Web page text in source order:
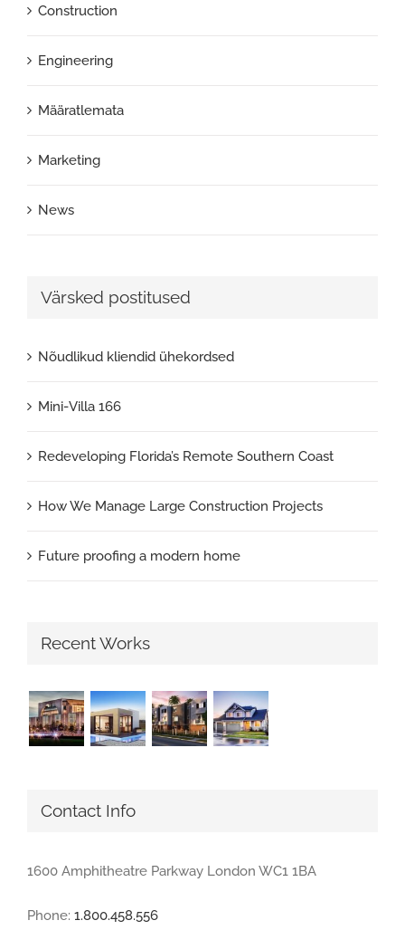
Construction
Engineering
Määratlemata
Marketing
News
Värsked postitused
Nõudlikud kliendid ühekordsed
Mini-Villa 166
Redeveloping Florida’s Remote Southern Coast
How We Manage Large Construction Projects
Future proofing a modern home
Recent Works
Contact Info
1600 Amphitheatre Parkway London WC1 1BA
Phone: 1.800.458.556